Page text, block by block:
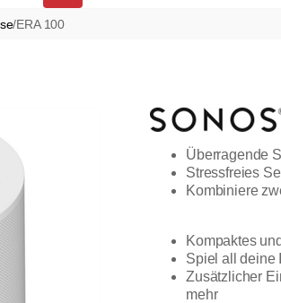
/ERA 100
Überragende
Stressfreies
Kombiniere
Kompaktes
Spiel all deine
Zusätzlicher
mehr